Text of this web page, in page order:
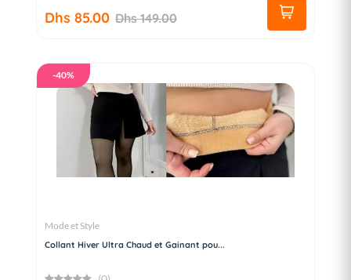
Dhs 85.00 Dhs 149.00
-40%
Mode et Style
Collant Hiver Ultra Chaud et Gainant pou...